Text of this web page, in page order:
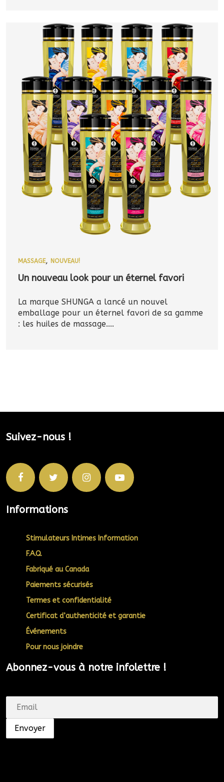
MASSAGE, NOUVEAU!
Un nouveau look pour un éternel favori
La marque SHUNGA a lancé un nouvel
emballage pour un éternel favori de sa gamme
: les huiles de massage....
Suivez-nous !
Informations
Stimulateurs Intimes Information
F.A.Q.
Fabriqué au Canada
Paiements sécurisés
Termes et confidentialité
Certificat d’authenticité et garantie
Événements
Pour nous joindre
Abonnez-vous à notre infolettre !